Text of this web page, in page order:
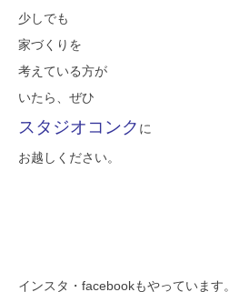
少しでも
家づくりを
考えている方が
いたら、ぜひ
スタジオコンク に
お越しください。
インスタ・facebookもやっています。